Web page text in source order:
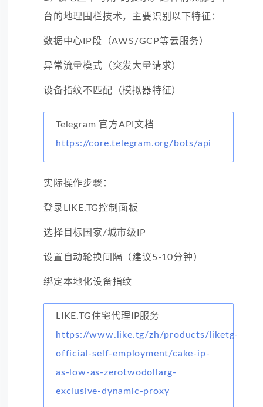
台的地理围栏技术，主要识别以下特征：
数据中心IP段（AWS/GCP等云服务）
异常流量模式（突发大量请求）
设备指纹不匹配（模拟器特征）
Telegram 官方API文档
https://core.telegram.org/bots/api
实际操作步骤：
登录LIKE.TG控制面板
选择目标国家/城市级IP
设置自动轮换间隔（建议5-10分钟）
绑定本地化设备指纹
LIKE.TG住宅代理IP服务
https://www.like.tg/zh/products/liketg-
official-self-employment/cake-ip-
as-low-as-zerotwodollarg-
exclusive-dynamic-proxy